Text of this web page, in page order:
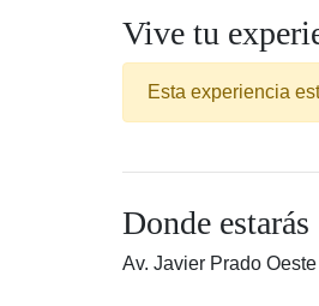
Vive tu
Esta experiencia
Donde estarás
Av. Javier Prado